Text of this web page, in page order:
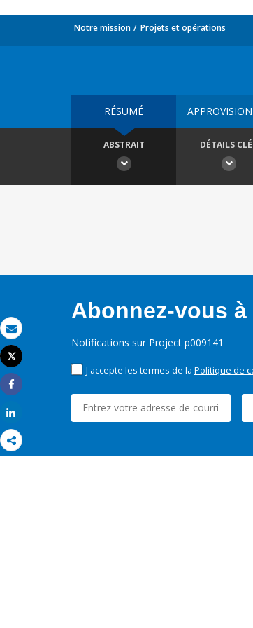
Email
Imprimer
Tweet
Share
Notre mission Projets et opérations
RÉSUMÉ
ABSTRAIT DÉTAILS
Abonnez-vous
Notifications sur Project p009141
J'accepte les termes de la Politique de